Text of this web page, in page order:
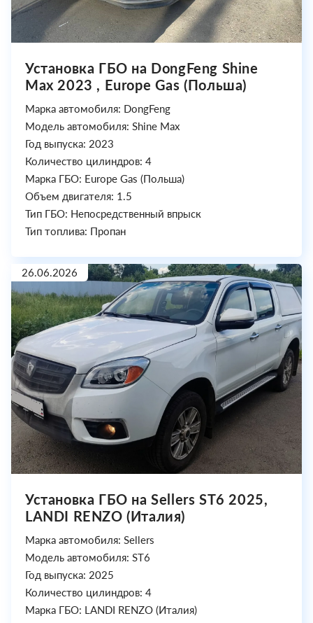
Установка ГБО на DongFeng Shine
Max 2023 , Europe Gas (Польша)
Марка автомобиля: DongFeng
Модель автомобиля: Shine Max
Год выпуска: 2023
Количество цилиндров: 4
Марка ГБО: Europe Gas (Польша)
Объем двигателя: 1.5
Тип ГБО: Непосредственный впрыск
Тип топлива: Пропан
26.06.2026
Установка ГБО на Sellers ST6 2025,
LANDI RENZO (Италия)
Марка автомобиля: Sellers
Модель автомобиля: ST6
Год выпуска: 2025
Количество цилиндров: 4
Марка ГБО: LANDI RENZO (Италия)